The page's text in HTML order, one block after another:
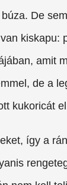
De
kiskapu:
amit
de a
kukoricát
így a